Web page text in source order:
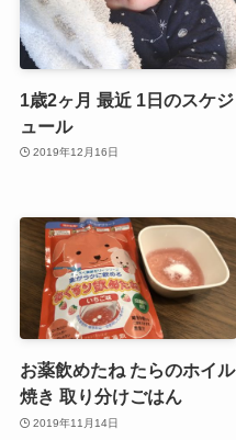
1歳2ヶ月 最近 1日のスケジ
ュール
2019年12月16日
お薬飲めたね たらのホイル
焼き 取り分けごはん
2019年11月14日